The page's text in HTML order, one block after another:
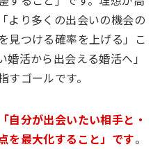
より多くの出会いの機会の
見つける確率を上げる」こ
活から出会える婚活へ」
ゴールです。
自分が出会いたい相手と・
を最大化すること」です。